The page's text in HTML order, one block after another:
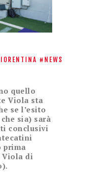
NEWS
quello
Viola sta
se l’esito
sia) sarà
conclusivi
prima
Viola di